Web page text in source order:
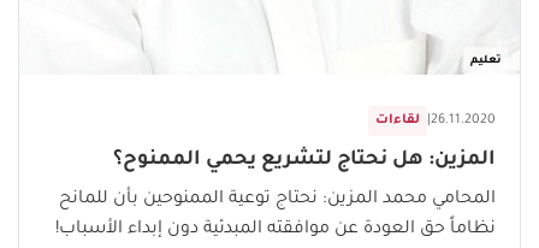
تعليم
لقاءات 26.11.2020
المزين: هل نحتاج لتشريع يحمي الممنوح؟
المحامي محمد المزين: نحتاج توعية الممنوحين بأن للمانح
نظاماً حق العودة عن موافقته المبدئية دون إبداء الأسباب!